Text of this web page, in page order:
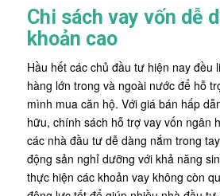
Chi sách vay vốn dễ
khoản cao
Hầu hết các chủ đầu tư hiện nay đều
hàng lớn trong và ngoài nước để hỗ
mình mua căn hộ. Với giá bán hấp
hữu, chính sách hỗ trợ vay vốn ngân
các nhà đầu tư dễ dàng nắm trong
động sản nghỉ dưỡng với khả năng
thực hiện các khoản vay không còn